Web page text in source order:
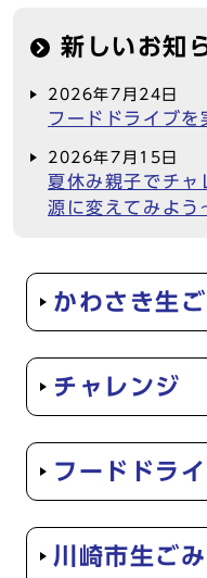
新しいお知
2026年7月24日
フードドライブを
2026年7月15日
夏休み親子でチ
源に変えてみよう
かわさき生
チャレンジ
フードドラ
川崎市生ご